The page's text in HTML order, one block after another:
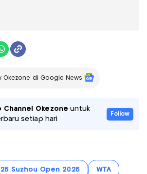
Okezone di Google News
Channel Okezone untuk
setiap hari
Follow
Suzhou Open 2025 WTA